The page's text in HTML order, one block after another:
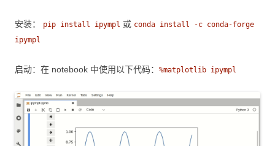
安装： pip install ipympl 或 conda install -c conda-forge
ipympl
启动：在 notebook 中使用以下代码： %matplotlib ipympl